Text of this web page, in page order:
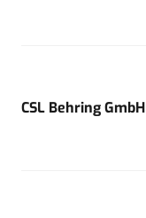
CSL Behring GmbH